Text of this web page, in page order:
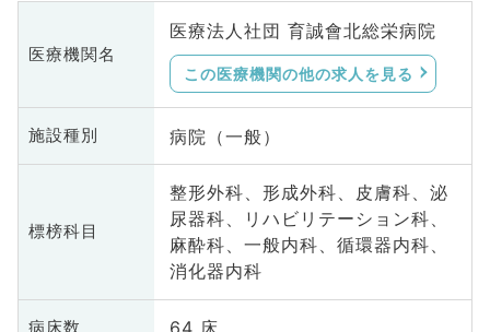
医療機関名
医療法人社団 育誠會北総栄病院
この医療機関の他の求人を見る
施設種別 病院（一般）
標榜科目
整形外科、形成外科、皮膚科、泌
尿器科、リハビリテーション科、
麻酔科、一般内科、循環器内科、
消化器内科
病床数